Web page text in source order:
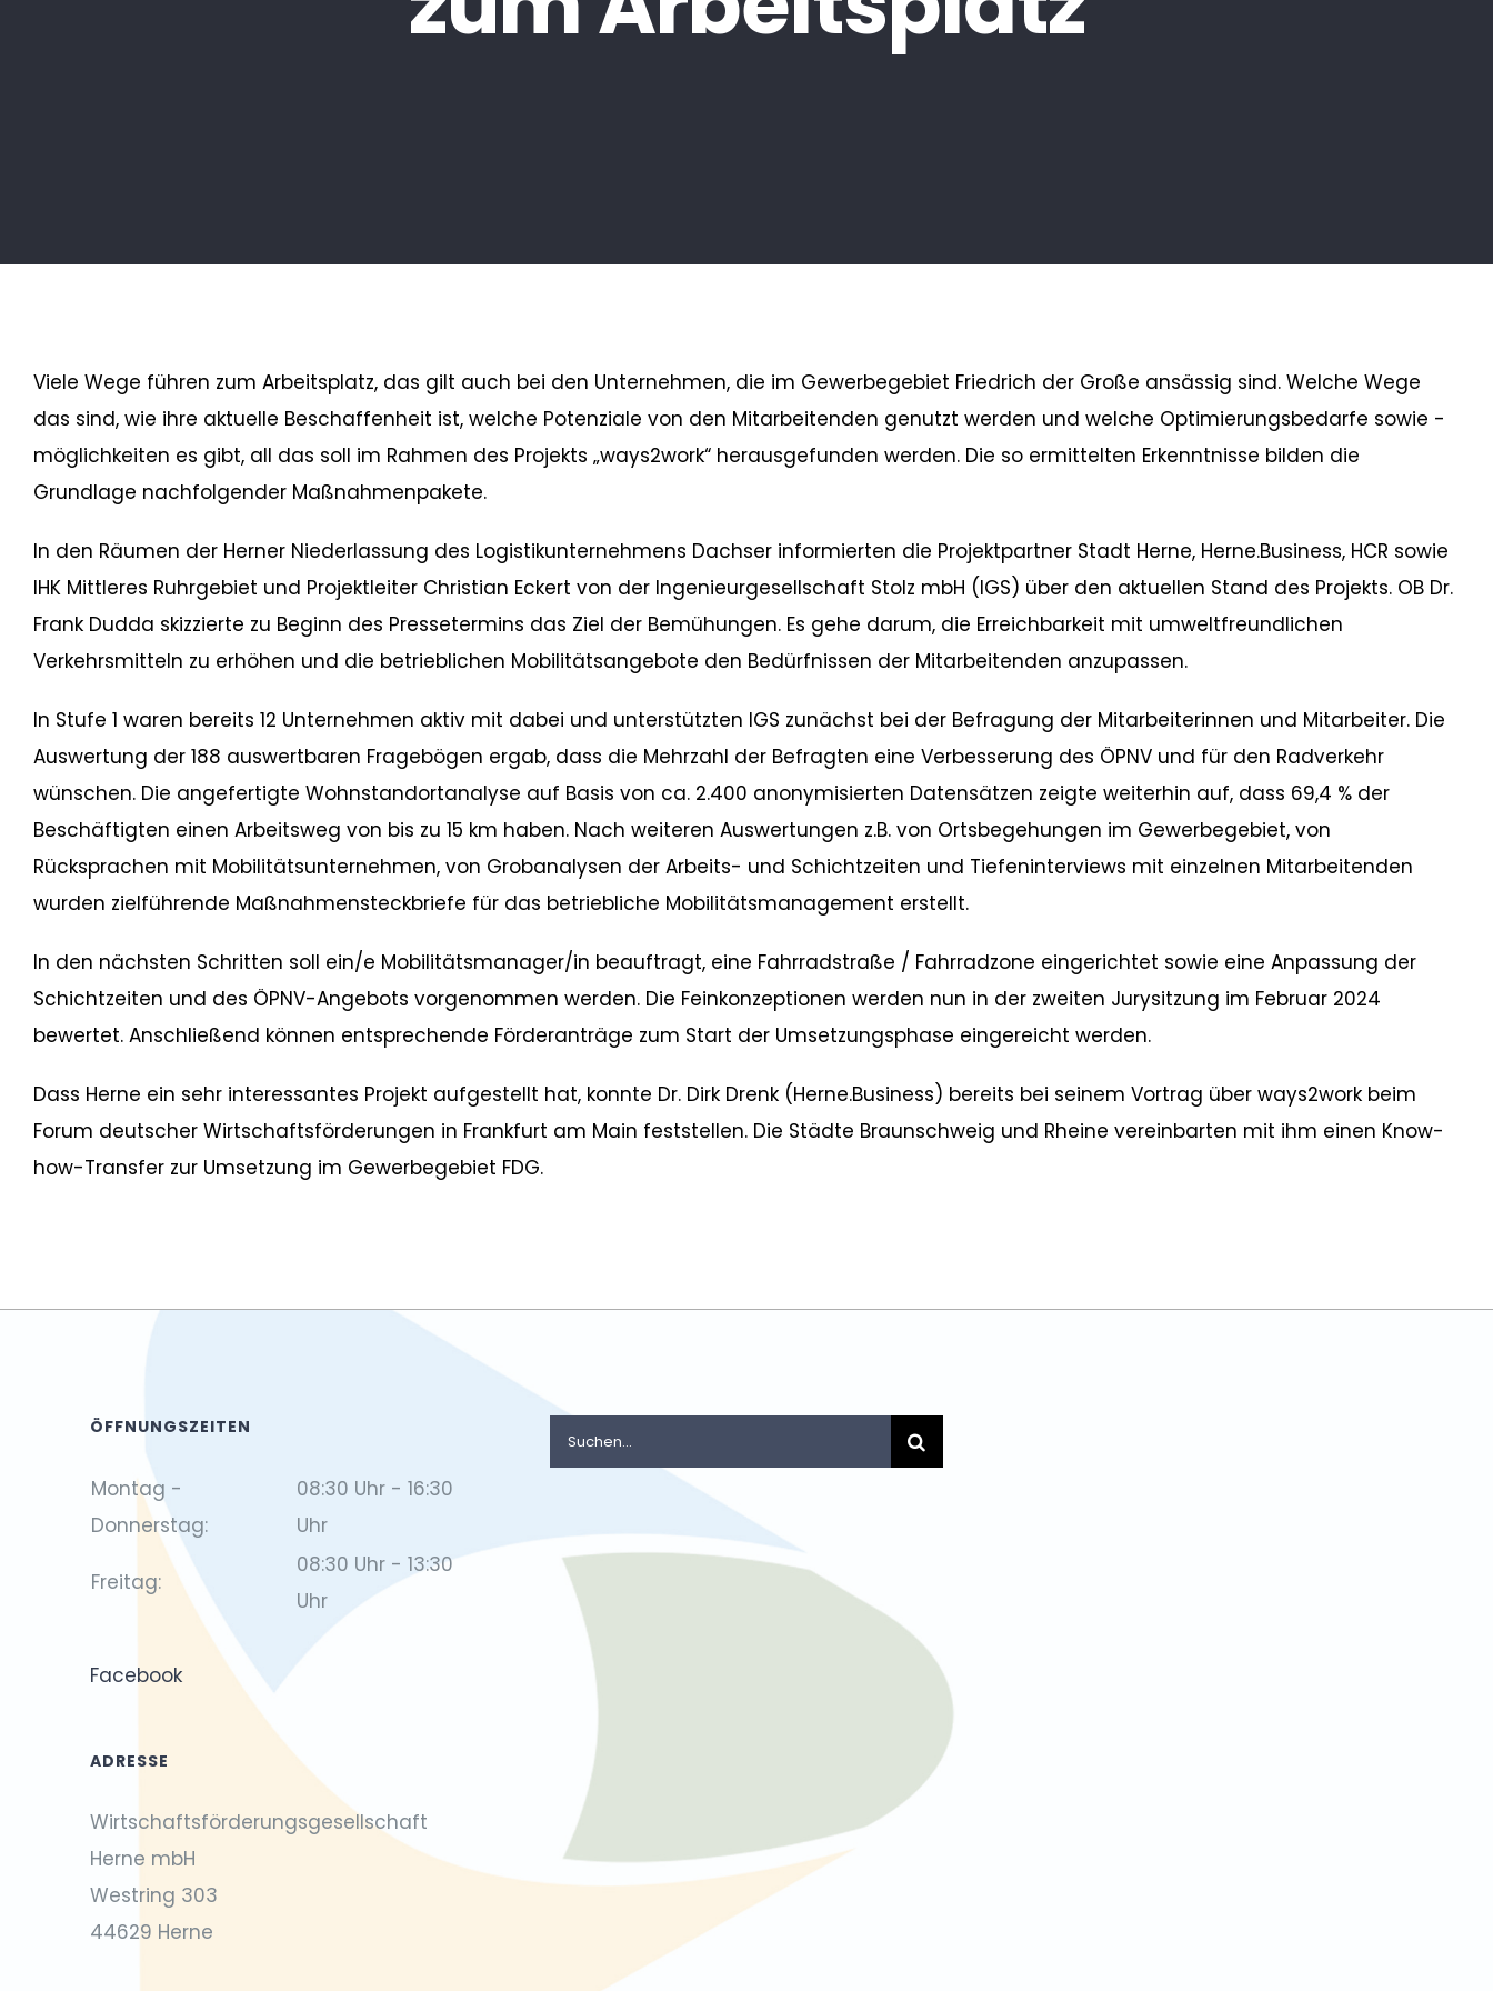
Viele Wege führen zum Arbeitsplatz, das gilt auch bei den Unternehmen, die im Gewerbegebiet Friedrich der Große ansässig sind. Welche Wege
das sind, wie ihre aktuelle Beschaffenheit ist, welche Potenziale von den Mitarbeitenden genutzt werden und welche Optimierungsbedarfe sowie -
möglichkeiten es gibt, all das soll im Rahmen des Projekts „ways2work“ herausgefunden werden. Die so ermittelten Erkenntnisse bilden die
Grundlage nachfolgender Maßnahmenpakete.
In den Räumen der Herner Niederlassung des Logistikunternehmens Dachser informierten die Projektpartner Stadt Herne, Herne.Business, HCR sowie
IHK Mittleres Ruhrgebiet und Projektleiter Christian Eckert von der Ingenieurgesellschaft Stolz mbH (IGS) über den aktuellen Stand des Projekts. OB Dr.
Frank Dudda skizzierte zu Beginn des Pressetermins das Ziel der Bemühungen. Es gehe darum, die Erreichbarkeit mit umweltfreundlichen
Verkehrsmitteln zu erhöhen und die betrieblichen Mobilitätsangebote den Bedürfnissen der Mitarbeitenden anzupassen.
In Stufe 1 waren bereits 12 Unternehmen aktiv mit dabei und unterstützten IGS zunächst bei der Befragung der Mitarbeiterinnen und Mitarbeiter. Die
Auswertung der 188 auswertbaren Fragebögen ergab, dass die Mehrzahl der Befragten eine Verbesserung des ÖPNV und für den Radverkehr
wünschen. Die angefertigte Wohnstandortanalyse auf Basis von ca. 2.400 anonymisierten Datensätzen zeigte weiterhin auf, dass 69,4 % der
Beschäftigten einen Arbeitsweg von bis zu 15 km haben. Nach weiteren Auswertungen z.B. von Ortsbegehungen im Gewerbegebiet, von
Rücksprachen mit Mobilitätsunternehmen, von Grobanalysen der Arbeits- und Schichtzeiten und Tiefeninterviews mit einzelnen Mitarbeitenden
wurden zielführende Maßnahmensteckbriefe für das betriebliche Mobilitätsmanagement erstellt.
In den nächsten Schritten soll ein/e Mobilitätsmanager/in beauftragt, eine Fahrradstraße / Fahrradzone eingerichtet sowie eine Anpassung der
Schichtzeiten und des ÖPNV-Angebots vorgenommen werden. Die Feinkonzeptionen werden nun in der zweiten Jurysitzung im Februar 2024
bewertet. Anschließend können entsprechende Förderanträge zum Start der Umsetzungsphase eingereicht werden.
Dass Herne ein sehr interessantes Projekt aufgestellt hat, konnte Dr. Dirk Drenk (Herne.Business) bereits bei seinem Vortrag über ways2work beim
Forum deutscher Wirtschaftsförderungen in Frankfurt am Main feststellen. Die Städte Braunschweig und Rheine vereinbarten mit ihm einen Know-
how-Transfer zur Umsetzung im Gewerbegebiet FDG.
ÖFFNUNGSZEITEN
Montag -
Donnerstag:
08:30 Uhr - 16:30
Uhr
Freitag:
08:30 Uhr - 13:30
Uhr
Facebook
ADRESSE
Wirtschaftsförderungsgesellschaft
Herne mbH
Westring 303
44629 Herne
Suche
nach: